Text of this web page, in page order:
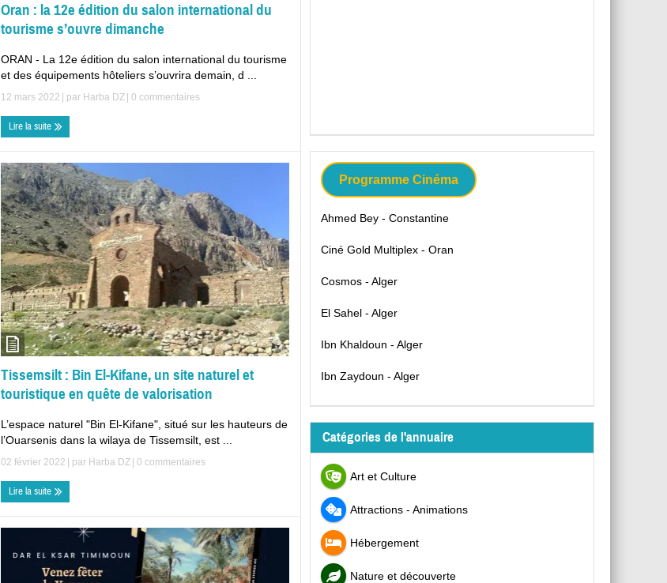
Oran : la 12e édition du salon international du
tourisme s’ouvre dimanche
ORAN - La 12e édition du salon international du tourisme
et des équipements hôteliers s’ouvrira demain, d ...
12 mars 2022 | par Harba DZ 0 commentaires
Lire la suite
Tissemsilt : Bin El-Kifane, un site naturel et
touristique en quête de valorisation
L’espace naturel "Bin El-Kifane", situé sur les hauteurs de
l’Ouarsenis dans la wilaya de Tissemsilt, est ...
02 février 2022 | par Harba DZ 0 commentaires
Lire la suite
Programme Cinéma
Ahmed Bey - Constantine
Ciné Gold Multiplex - Oran
Cosmos - Alger
El Sahel - Alger
Ibn Khaldoun - Alger
Ibn Zaydoun - Alger
Catégories de l'annuaire
Art et Culture
Attractions - Animations
Hébergement
Nature et découverte